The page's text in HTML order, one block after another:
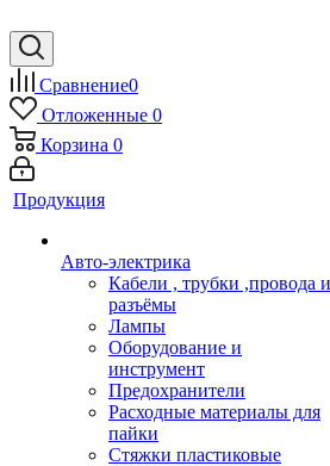
Сравнение0
Отложенные 0
Корзина 0
Продукция
Авто-электрика
Кабели , трубки ,провода и
разъёмы
Лампы
Оборудование и
инструмент
Предохранители
Расходные материалы для
пайки
Стяжки пластиковые